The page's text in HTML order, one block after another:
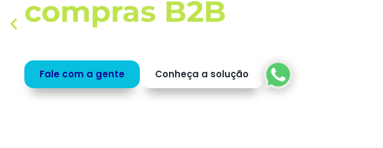
inteligente e sustentável
profissionais para o que mais agrega valor ao
negócio.
Saiba mais Peça umaDEMO